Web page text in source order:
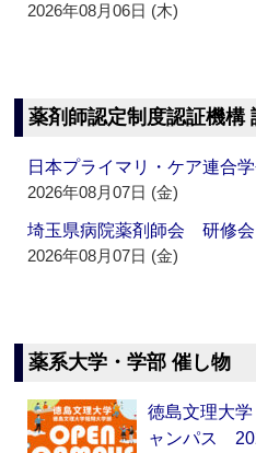
2026年08月06日 (木)
薬剤師認定制度認証機構
日本プライマリ・ケア連
2026年08月07日 (金)
埼玉県病院薬剤師会 研修
2026年08月07日 (金)
薬系大学・学部 催し物
徳島文理大
ャンパス